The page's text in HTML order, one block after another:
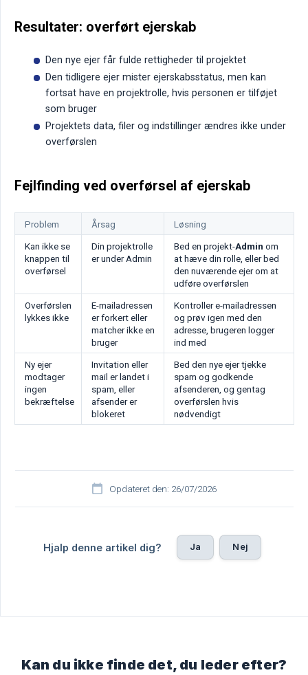
Resultater: overført ejerskab
Den nye ejer får fulde rettigheder til projektet
Den tidligere ejer mister ejerskabsstatus, men kan
fortsat have en projektrolle, hvis personen er tilføjet
som bruger
Projektets data, filer og indstillinger ændres ikke under
overførslen
Fejlfinding ved overførsel af ejerskab
Problem Årsag
Løsning
Kan ikke se
knappen til
overførsel
Din projektrolle
er under Admin
Bed en projekt-Admin om
at hæve din rolle, eller bed
den nuværende ejer om at
udføre overførslen
Overførslen
lykkes ikke
E-mailadressen
er forkert eller
matcher ikke en
bruger
Kontroller e-mailadressen
og prøv igen med den
adresse, brugeren logger
ind med
Ny ejer
modtager
ingen
bekræftelse
Invitation eller
mail er landet i
spam, eller
afsender er
blokeret
Bed den nye ejer tjekke
spam og godkende
afsenderen, og gentag
overførslen hvis
nødvendigt
Opdateret den: 26/07/2026
Hjalp denne artikel dig? Ja Nej
Kan du ikke finde det, du leder efter?